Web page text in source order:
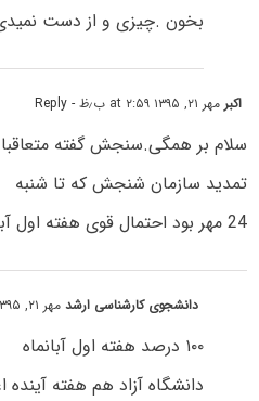
بخون .چیزی و از دست
اکبرمهر ۲۱, ۱۳۹۵ at ۲:۵۹ ب٫ظ - Reply
سلام بر همگی.سنجش گفته متعاقبا
تمدید سازمان شنجش که تا شنبه
24 مهر بود احتمال قوی هفته اول آبان ماه اعلام خواهد شد
دانشجوی کارشناسی ارشدمهر ۲۱, ۱۳۹۵ at ۶:۰۲ ب٫ظ
۱۰۰ درصد هفته اول آبانماه
دانشگاه آزاد هم هفته آینده